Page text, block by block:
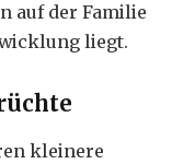
auf der Familie
liegt.
kleinere